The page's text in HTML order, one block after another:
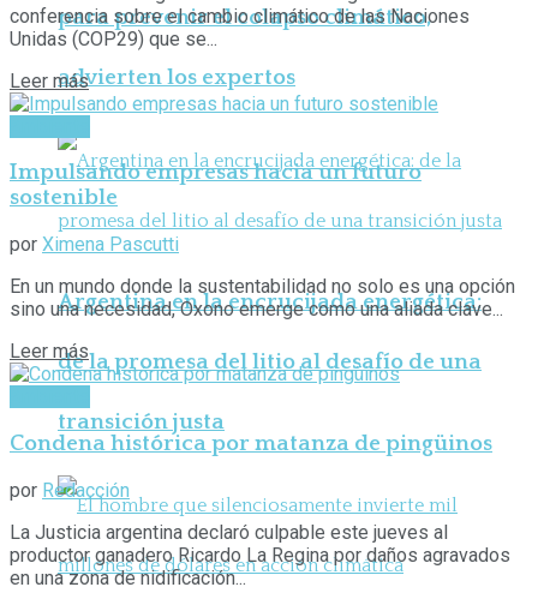
para prevenir el colapso climático,
advierten los expertos
Argentina en la encrucijada energética:
de la promesa del litio al desafío de una
transición justa
conferencia sobre el cambio climático de las Naciones
Unidas (COP29) que se...
Leer más
Impulsando empresas hacia un futuro
sostenible
por Ximena Pascutti
En un mundo donde la sustentabilidad no solo es una opción
sino una necesidad, Oxono emerge como una aliada clave...
Leer más
Condena histórica por matanza de pingüinos
por Redacción
La Justicia argentina declaró culpable este jueves al
productor ganadero Ricardo La Regina por daños agravados
en una zona de nidificación...